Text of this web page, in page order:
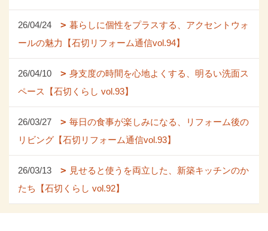
26/04/24
暮らしに個性をプラスする、アクセントウォ
ールの魅力【石切リフォーム通信vol.94】
26/04/10
身支度の時間を心地よくする、明るい洗面ス
ペース【石切くらし vol.93】
26/03/27
毎日の食事が楽しみになる、リフォーム後の
リビング【石切リフォーム通信vol.93】
26/03/13
見せると使うを両立した、新築キッチンのか
たち【石切くらし vol.92】